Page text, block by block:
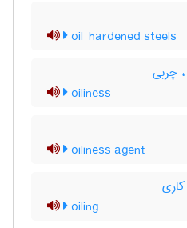
oil-hardened steels
چربی
oiliness
oiliness agent
oiling